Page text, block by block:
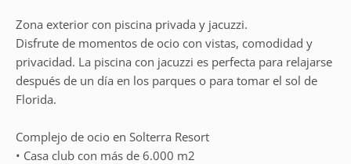
Zona exterior con piscina privada y jacuzzi.
Disfrute de momentos de ocio con vistas, comodidad y
privacidad. La piscina con jacuzzi es perfecta para relajarse
después de un día en los parques o para tomar el sol de
Florida.
Complejo de ocio en Solterra Resort
• Casa club con más de 6.000 m2